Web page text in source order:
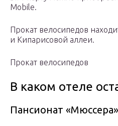
Mobile.
Прокат велосипедов
и Кипарисовой аллеи.
Прокат велосипедов
В каком отеле
Пансионат «Мюссера»